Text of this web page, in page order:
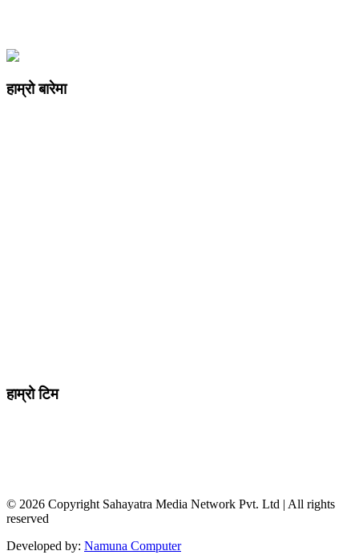
हाम्रो बारेमा
हाम्रो टिम
© 2026 Copyright Sahayatra Media Network Pvt. Ltd | All rights
reserved
Developed by: Namuna Computer